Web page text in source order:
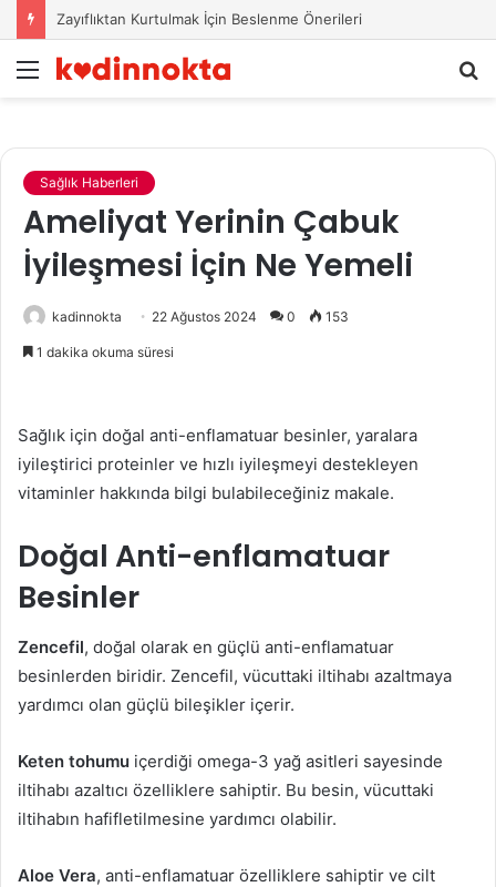
Zayıflıktan Kurtulmak İçin Beslenme Önerileri
Menü
Sağlık Haberleri
Ameliyat Yerinin Çabuk
İyileşmesi İçin Ne Yemeli
kadinnokta 22 Ağustos 2024 0 153
1 dakika okuma süresi
Sağlık için doğal anti-enflamatuar besinler, yaralara
iyileştirici proteinler ve hızlı iyileşmeyi destekleyen
vitaminler hakkında bilgi bulabileceğiniz makale.
Doğal Anti-enflamatuar
Besinler
Zencefil, doğal olarak en güçlü anti-enflamatuar
besinlerden biridir. Zencefil, vücuttaki iltihabı azaltmaya
yardımcı olan güçlü bileşikler içerir.
Keten tohumu içerdiği omega-3 yağ asitleri sayesinde
iltihabı azaltıcı özelliklere sahiptir. Bu besin, vücuttaki
iltihabın hafifletilmesine yardımcı olabilir.
Aloe Vera, anti-enflamatuar özelliklere sahiptir ve cilt